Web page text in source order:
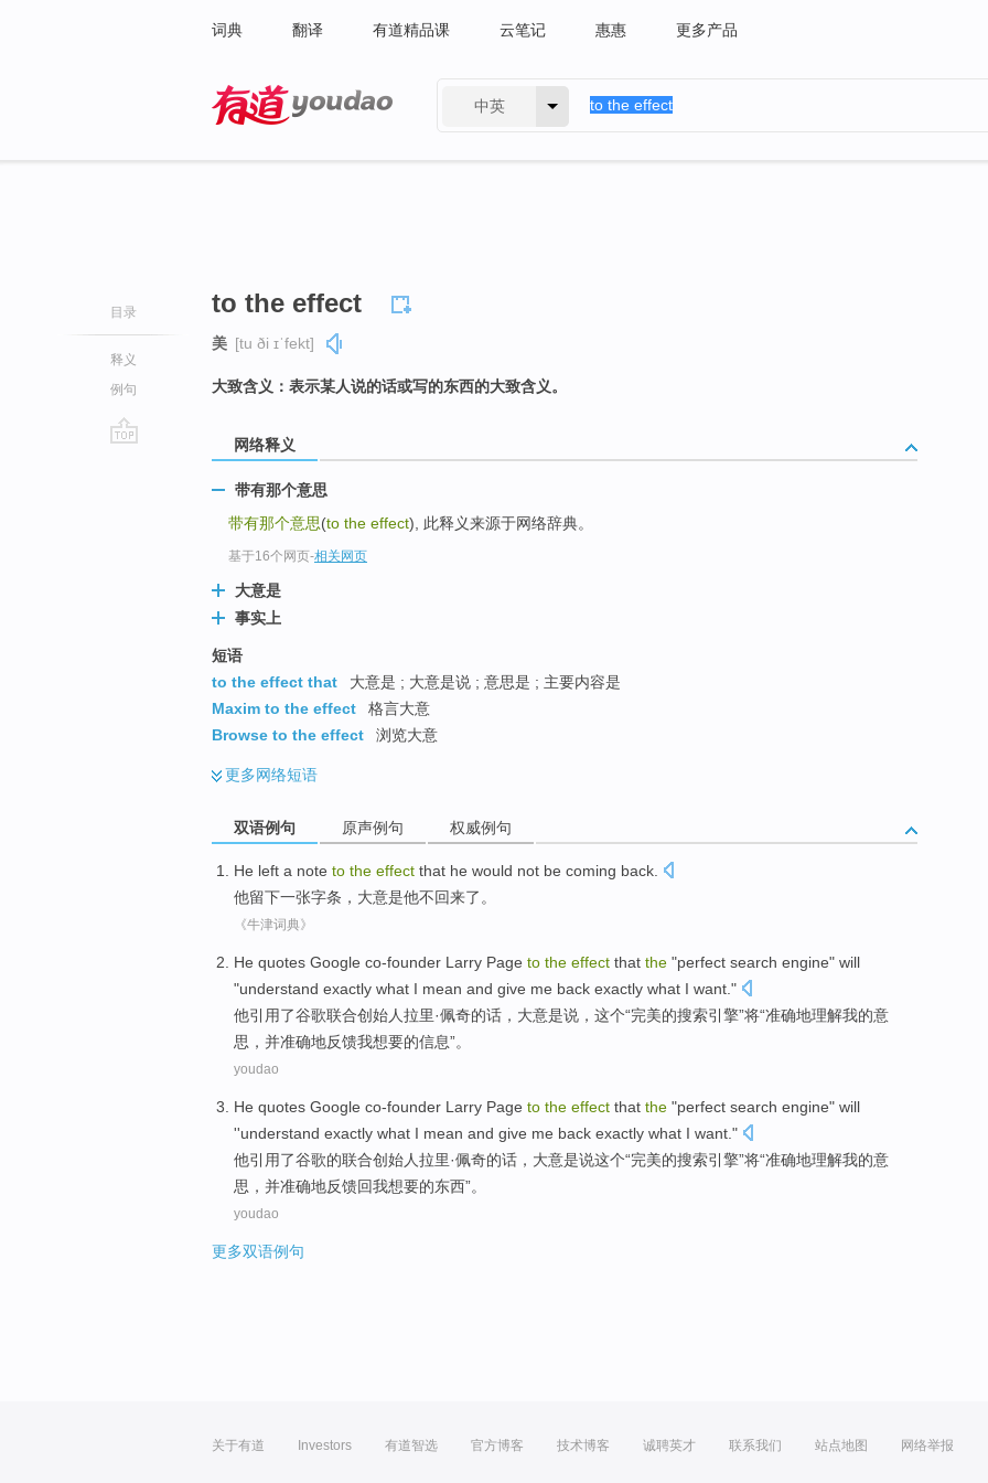
词典 翻译 有道精品课 云笔记 惠惠 更多产品
中英
目录
释义
例句
to the effect
美 [tu ði ɪˈfekt]
大致含义：表示某人说的话或写的东西的大致含义。
网络释义
带有那个意思
带有那个意思(to the effect), 此释义来源于网络辞典。
基于16个网页-相关网页
大意是
事实上
短语
to the effect that
大意是 ; 大意是说 ; 意思是 ; 主要内容是
Maxim to the effect
格言大意
Browse to the effect
浏览大意
更多网络短语
双语例句 原声例句 权威例句
He left a note to the effect that he would not be coming back.
他留下一张字条， 大意是他不回来了。
《牛津词典》
He quotes Google co-founder Larry Page to the effect that the "perfect search engine" will
"understand exactly what I mean and give me back exactly what I want ."
他引用了谷歌联合创始人拉里·佩奇的话， 大意是说， 这个“完美的搜索引擎”将“准确地理解我的意
思 ， 并准确地反馈我想要的信息”。
youdao
He quotes Google co-founder Larry Page to the effect that the "perfect search engine" will
''understand exactly what I mean and give me back exactly what I want ."
他引用了谷歌的联合创始人拉里·佩奇的话， 大意是说这个“完美的搜索引擎”将“准确地理解我的意
思 ， 并准确地反馈回我想要的东西”。
youdao
更多双语例句
关于有道 Investors 有道智选 官方博客 技术博客 诚聘英才 联系我们 站点地图 网络举报